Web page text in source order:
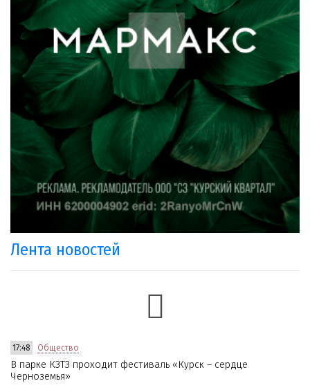
Лента новостей
17:48 Общество
В парке КЗТЗ проходит фестиваль «Курск – сердце
Черноземья»